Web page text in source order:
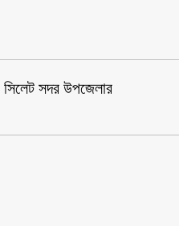
সিলেট সদর উপজেলার